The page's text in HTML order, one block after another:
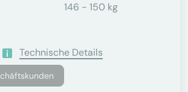
146 - 150 kg
Technische Details